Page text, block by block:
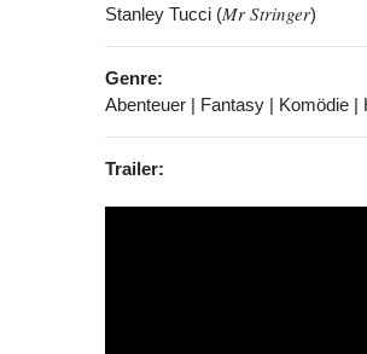
Stanley Tucci (Mr Stringer)
Genre:
Abenteuer | Fantasy | Komödie |
Trailer: